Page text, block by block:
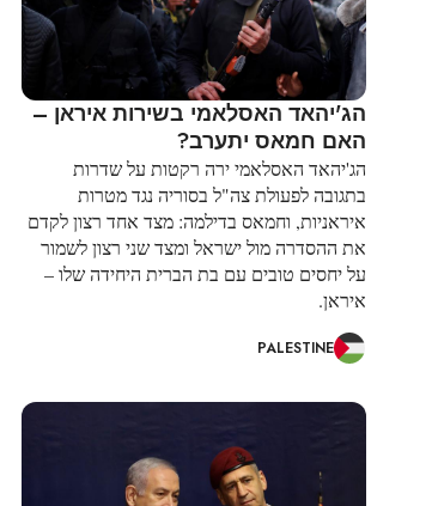
הג'יהאד האסלאמי בשירות איראן –
האם חמאס יתערב?
הג'יהאד האסלאמי ירה רקטות על שדרות
בתגובה לפעולת צה"ל בסוריה נגד מטרות
איראניות, וחמאס בדילמה: מצד אחד רצון לקדם
את ההסדרה מול ישראל ומצד שני רצון לשמור
על יחסים טובים עם בת הברית היחידה שלו –
איראן.
PALESTINE